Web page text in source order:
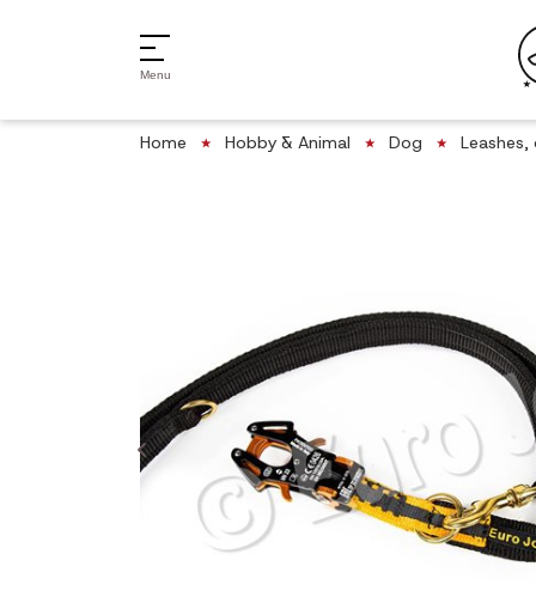
Menu
Home Hobby & Animal Dog Leashes,